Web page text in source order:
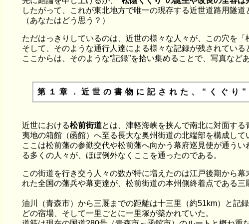
したがって、これが東北地方で唯一の現存する近世道路用隧道
（あなたはどう思う？）
ただはっきりしているのは、近世の様々な人々が、この穴を「
そして、そのような通行人達による様々な記録が残されている
ここからは、そのような“記録”を拾い集めることで、写真な
第１章．近世の書物に記された、“くぐり”
近世における松前街道とは、津軽海峡を挟んで南北に対面す
夷地の箱館（函館）へ至る長大な奥州街道の北端部を構成して
ここは松前藩の参勤交代や松前藩へ向かう幕府巡見使が通う
る多くの人々が、ほぼ例外なくここを通ったのである。
この街道を行き交う人々の数が特に増えたのは江戸後期から
れた全国の藩兵や幕吏達が、松前街道の本州側終着点である三
油川（青森市）から三厩までの距離は十三里（約51km）と記
どの宿場、そして一里ごとに一里塚が築かれていた。